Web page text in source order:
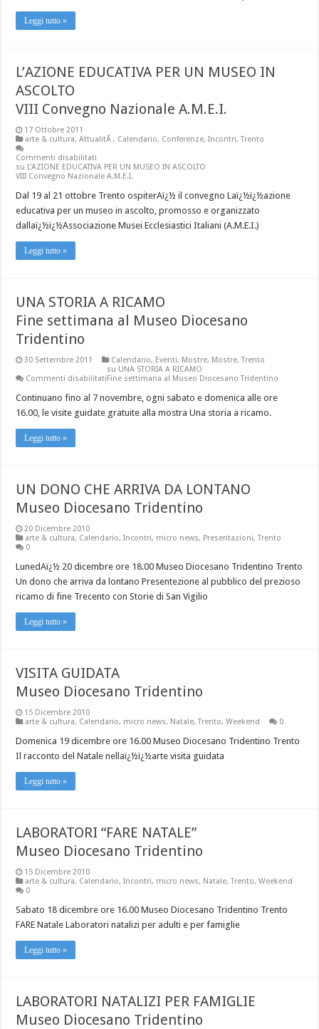
Leggi tutto »
L’AZIONE EDUCATIVA PER UN MUSEO IN
ASCOLTO
VIII Convegno Nazionale A.M.E.I.
17 Ottobre 2011
arte & cultura,AttualitÃ, Calendario, Conferenze,Incontri,Trento
Commenti disabilitati
su L’AZIONE EDUCATIVA PER UN MUSEO IN ASCOLTO
VIII Convegno Nazionale A.M.E.I.
Dal 19 al 21 ottobre Trento ospiterAï¿½ il convegno Laï¿½ï¿½azione
educativa per un museo in ascolto, promosso e organizzato
dallaï¿½ï¿½Associazione Musei Ecclesiastici Italiani (A.M.E.I.)
Leggi tutto »
UNA STORIA A RICAMO
Fine settimana al Museo Diocesano
Tridentino
30 Settembre 2011 Calendario, Eventi, Mostre, Mostre,Trento
Commenti disabilitati
su UNA STORIA A RICAMO
Fine settimana al Museo Diocesano Tridentino
Continuano fino al 7 novembre, ogni sabato e domenica alle ore
16.00, le visite guidate gratuite alla mostra Una storia a ricamo.
Leggi tutto »
UN DONO CHE ARRIVA DA LONTANO
Museo Diocesano Tridentino
20 Dicembre 2010
arte & cultura, Calendario,Incontri, micro news, Presentazioni,Trento
0
LunedAï¿½ 20 dicembre ore 18.00 Museo Diocesano Tridentino Trento
Un dono che arriva da lontano Presentezione al pubblico del prezioso
ricamo di fine Trecento con Storie di San Vigilio
Leggi tutto »
VISITA GUIDATA
Museo Diocesano Tridentino
15 Dicembre 2010
arte & cultura, Calendario, micro news, Natale,Trento,Weekend 0
Domenica 19 dicembre ore 16.00 Museo Diocesano Tridentino Trento
Il racconto del Natale nellaï¿½ï¿½arte visita guidata
Leggi tutto »
LABORATORI “FARE NATALE”
Museo Diocesano Tridentino
15 Dicembre 2010
arte & cultura, Calendario,Incontri, micro news, Natale,Trento,Weekend
0
Sabato 18 dicembre ore 16.00 Museo Diocesano Tridentino Trento
FARE Natale Laboratori natalizi per adulti e per famiglie
Leggi tutto »
LABORATORI NATALIZI PER FAMIGLIE
Museo Diocesano Tridentino